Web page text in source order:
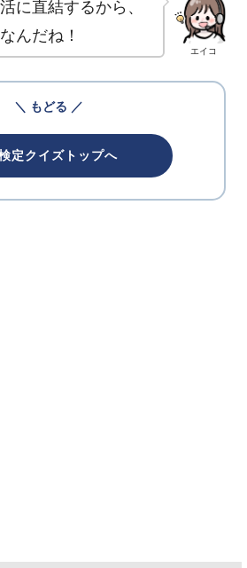
エイコ
に直結するから、
んだね！
＼ もどる ／
定クイズトップへ